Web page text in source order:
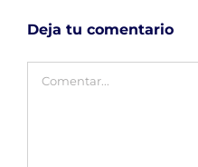
Deja tu comentario
Comentar